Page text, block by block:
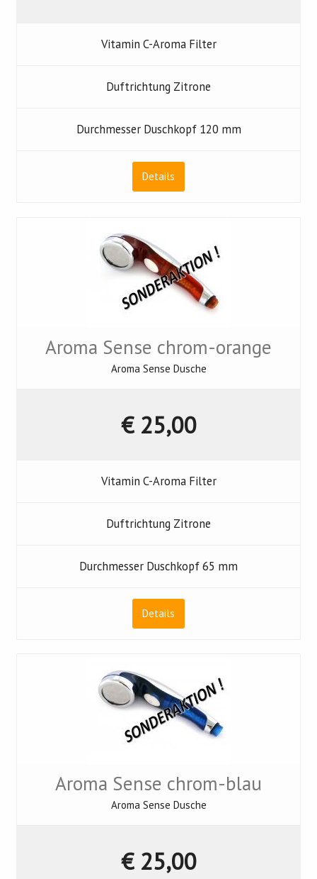
Vitamin C-Aroma Filter
Duftrichtung Zitrone
Durchmesser Duschkopf 120 mm
Details
Aroma Sense chrom-orange
Aroma Sense Dusche
€ 25,00
Vitamin C-Aroma Filter
Duftrichtung Zitrone
Durchmesser Duschkopf 65 mm
Details
Aroma Sense chrom-blau
Aroma Sense Dusche
€ 25,00